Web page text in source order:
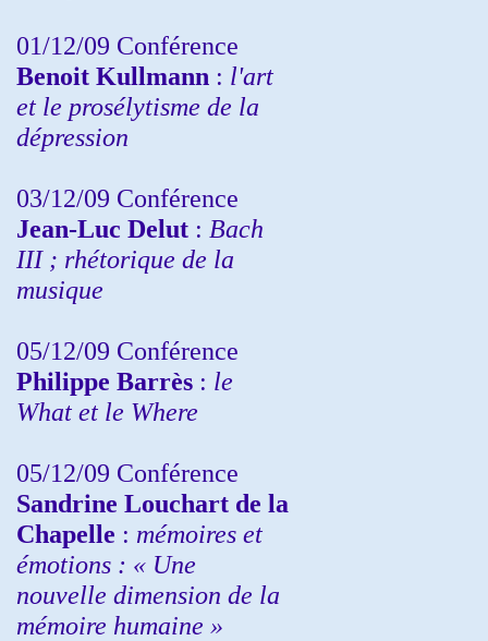
01/12/09 Conférence
Benoit Kullmann : l'art
et le prosélytisme de la
dépression
03/12/09 Conférence
Jean-Luc Delut : Bach
III ; rhétorique de la
musique
05/12/09 Conférence
Philippe Barrès : le
What et le Where
05/12/09 Conférence
Sandrine Louchart de la
Chapelle : mémoires et
émotions : « Une
nouvelle dimension de la
mémoire humaine »